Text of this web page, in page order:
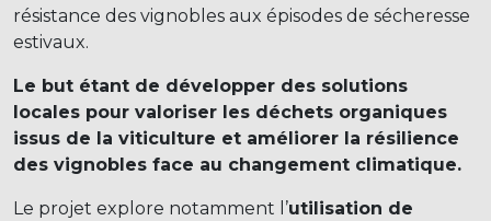
résistance des vignobles aux épisodes de sécheresse
estivaux.
Le but étant de développer des solutions
locales pour valoriser les déchets organiques
issus de la viticulture et améliorer la résilience
des vignobles face au changement climatique.
Le projet explore notamment l’utilisation de